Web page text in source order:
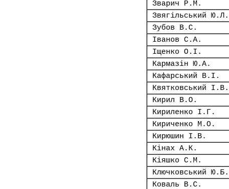
Зварич Р.М.
Звягільський Ю.Л.
Зубов В.С.
Іванов С.А.
Іщенко О.І.
Кармазін Ю.А.
Кафарський В.І.
Квятковський І.В.
Кирил В.О.
Кириленко І.Г.
Кириченко М.О.
Кирюшин І.В.
Кінах А.К.
Кіяшко С.М.
Ключковський Ю.Б.
Коваль В.С.